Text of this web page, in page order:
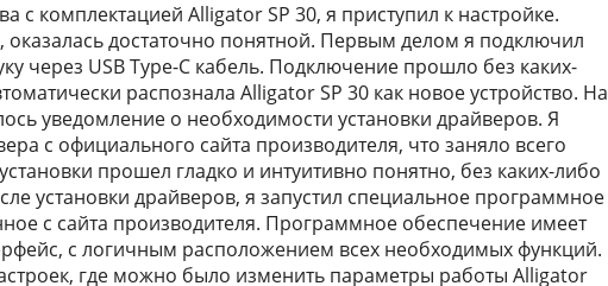
с комплектацией Alligator SP 30, я приступил к настройке.
оказалась достаточно понятной. Первым делом я подключил
через USB Type-C кабель. Подключение прошло без каких-
распознала Alligator SP 30 как новое устройство. На
уведомление о необходимости установки драйверов. Я
с официального сайта производителя, что заняло всего
прошел гладко и интуитивно понятно, без каких-либо
установки драйверов, я запустил специальное программное
с сайта производителя. Программное обеспечение имеет
с логичным расположением всех необходимых функций.
где можно было изменить параметры работы Alligator